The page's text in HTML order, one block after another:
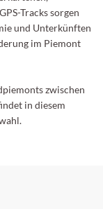
Tracks sorgen
und Unterkünften
im Piemont
zwischen
in diesem